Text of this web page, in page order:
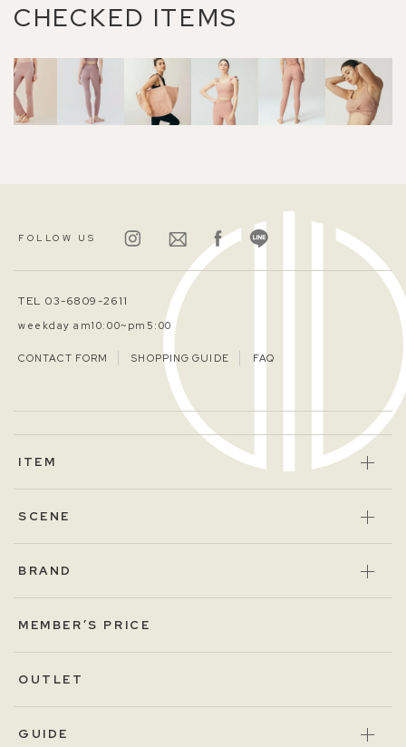
CHECKED ITEMS
FOLLOW US
TEL 03-6809-2611
weekday am10:00~pm5:00
CONTACT FORM SHOPPING GUIDE FAQ
ITEM
SCENE
BRAND
MEMBER’S PRICE
OUTLET
GUIDE